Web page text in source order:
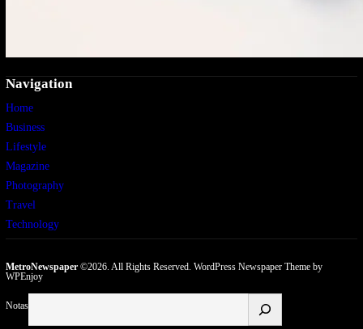
Navigation
Home
Business
Lifestyle
Magazine
Photography
Travel
Technology
MetroNewspaper©2026. All Rights Reserved. WordPress Newspaper Themeby
WPEnjoy
Notas